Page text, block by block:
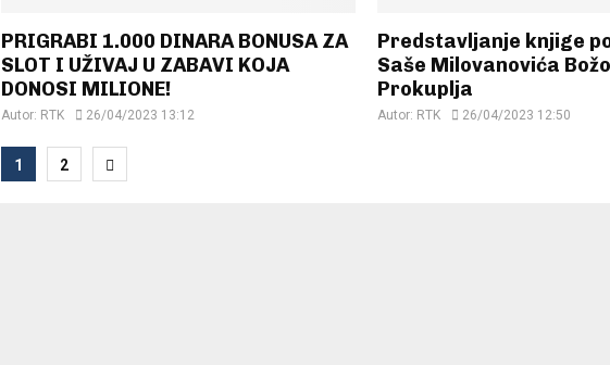
PRIGRABI 1.000 DINARA BONUSA ZA
SLOT I UŽIVAJ U ZABAVI KOJA
DONOSI MILIONE!
Autor: RTK 26/04/2023 13:12
Predstavljanje knjige
Saše Milovanovića
Prokuplja
Autor: RTK 26/04/2023 12:50
Posts
1 2